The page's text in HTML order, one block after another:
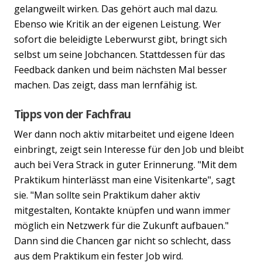
gelangweilt wirken. Das gehört auch mal dazu.
Ebenso wie Kritik an der eigenen Leistung. Wer
sofort die beleidigte Leberwurst gibt, bringt sich
selbst um seine Jobchancen. Stattdessen für das
Feedback danken und beim nächsten Mal besser
machen. Das zeigt, dass man lernfähig ist.
Tipps von der Fachfrau
Wer dann noch aktiv mitarbeitet und eigene Ideen
einbringt, zeigt sein Interesse für den Job und bleibt
auch bei Vera Strack in guter Erinnerung. "Mit dem
Praktikum hinterlässt man eine Visitenkarte", sagt
sie. "Man sollte sein Praktikum daher aktiv
mitgestalten, Kontakte knüpfen und wann immer
möglich ein Netzwerk für die Zukunft aufbauen."
Dann sind die Chancen gar nicht so schlecht, dass
aus dem Praktikum ein fester Job wird.